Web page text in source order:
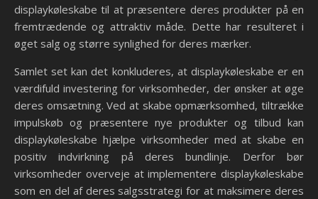
displaykøleskabe til at præsentere deres produkter på en
fremtrædende og attraktiv måde. Dette har resulteret i
øget salg og større synlighed for deres mærker.
Samlet set kan det konkluderes, at displaykøleskabe er en
værdifuld investering for virksomheder, der ønsker at øge
deres omsætning. Ved at skabe opmærksomhed, tiltrække
impulskøb og præsentere nye produkter og tilbud kan
displaykøleskabe hjælpe virksomheder med at skabe en
positiv indvirkning på deres bundlinje. Derfor bør
virksomheder overveje at implementere displaykøleskabe
som en del af deres salgsstrategi for at maksimere deres